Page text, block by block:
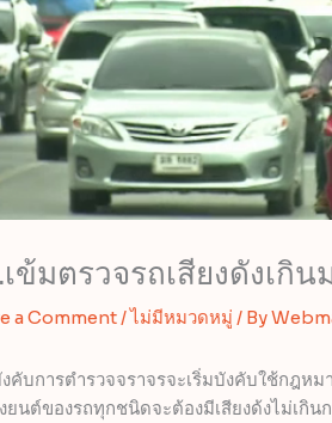
ข้มตรวจรถเสียงดังเกิ
a Comment /ไม่มีหมวดหมู่ / By
คับการตำรวจจราจรจะเริ่มบังคับใช้กฎห
ยนต์ของรถทุกชนิดจะต้องมีเสียงด้งไม่เกิ